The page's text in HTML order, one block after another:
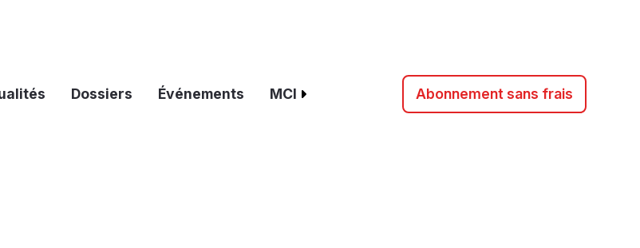
Dossiers Événements MCI Abonnement sans frais